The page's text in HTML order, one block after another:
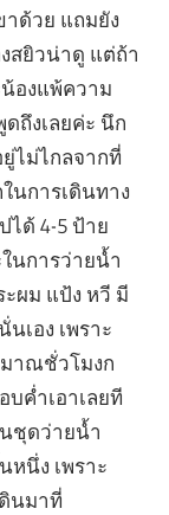
าด้วย แถมยัง
สยิวน่าดู แต่ถ้า
น้องแพ้ความ
ถึงเลยค่ะ นึก
ไม่ไกลจากที่
นการเดินทาง
ได้ 4-5 ป้าย
นการว่ายน้ำ
ผม แป้ง หวี มี
เอง เพราะ
มาณชั่วโมงก
บค่ำเอาเลยที
นชุดว่ายน้ำ
หนึ่ง เพราะ
นมาที่